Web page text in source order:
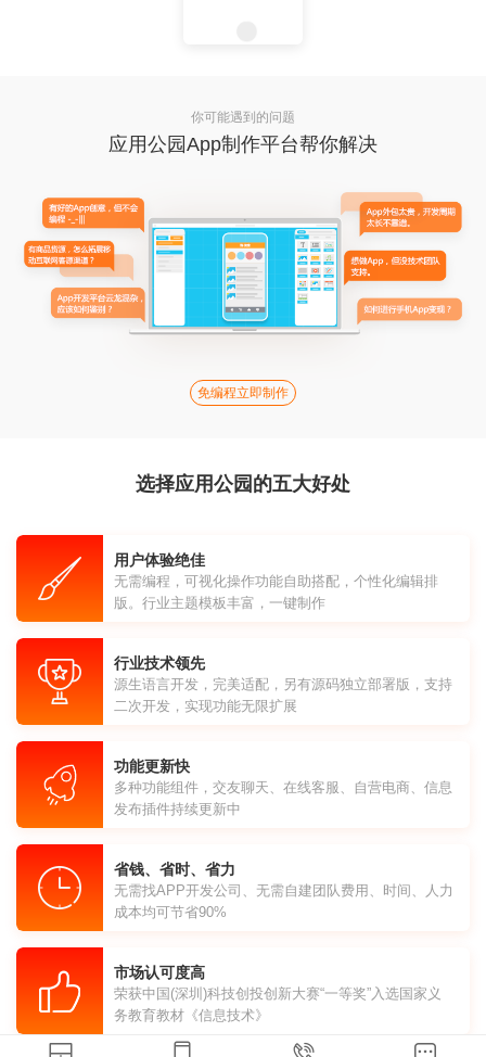
你可能遇到的问题
应用公园App制作平台帮你解决
免编程立即制作
选择应用公园的五大好处
用户体验绝佳
无需编程，可视化操作功能自助搭配，个性化编辑排
版。行业主题模板丰富，一键制作
行业技术领先
源生语言开发，完美适配，另有源码独立部署版，支持
二次开发，实现功能无限扩展
功能更新快
多种功能组件，交友聊天、在线客服、自营电商、信息
发布插件持续更新中
省钱、省时、省力
无需找APP开发公司、无需自建团队费用、时间、人力
成本均可节省90%
市场认可度高
荣获中国(深圳)科技创投创新大赛“一等奖”入选国家义
务教育教材《信息技术》